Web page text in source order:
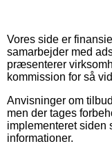
Vores side er
samarbejder med
præsenterer
kommission for så
Anvisninger om
men der tages
implementeret siden
informationer.